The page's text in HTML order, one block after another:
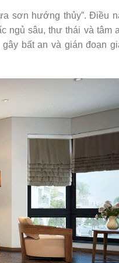
sơn hướng thủy”. Điều
ngủ sâu, thư thái và tâm
bất an và gián đoạn